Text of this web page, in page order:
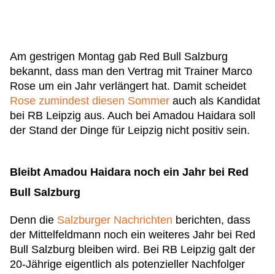
Am gestrigen Montag gab Red Bull Salzburg
bekannt, dass man den Vertrag mit Trainer Marco
Rose um ein Jahr verlängert hat. Damit scheidet
Rose zumindest diesen Sommer auch als Kandidat
bei RB Leipzig aus. Auch bei Amadou Haidara soll
der Stand der Dinge für Leipzig nicht positiv sein.
Bleibt Amadou Haidara noch ein Jahr bei Red
Bull Salzburg
Denn die Salzburger Nachrichten berichten, dass
der Mittelfeldmann noch ein weiteres Jahr bei Red
Bull Salzburg bleiben wird. Bei RB Leipzig galt der
20-Jährige eigentlich als potenzieller Nachfolger